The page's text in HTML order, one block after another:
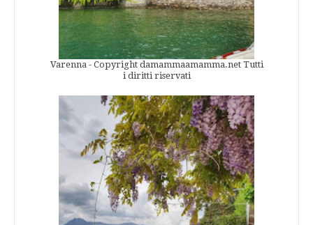
Varenna - Copyright damammaamamma.net Tutti
i diritti riservati